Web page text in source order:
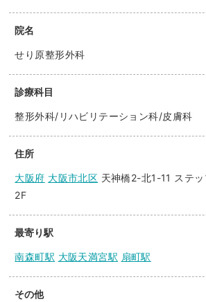
院名
せり原整形外科
診療科目
整形外科/リハビリテーション科/皮膚科
住所
大阪府 大阪市北区 天神橋2-北1-11 ステ
2F
最寄り駅
南森町駅 大阪天満宮駅 扇町駅
その他